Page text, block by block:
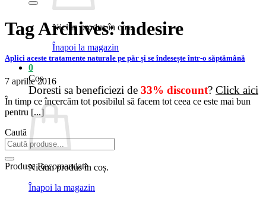
Niciun produs în coș.
Înapoi la magazin
0
Coș
Doresti sa beneficiezi de 33% discount? Click aici
Niciun produs în coș.
Înapoi la magazin
Tag Archives:indesire
Aplici aceste tratamente naturale pe păr și se îndesește într-o săptămână
7 aprilie 2016
În timp ce încercăm tot posibilul să facem tot ceea ce este mai bun
pentru [...]
Caută
Produse Recomandate